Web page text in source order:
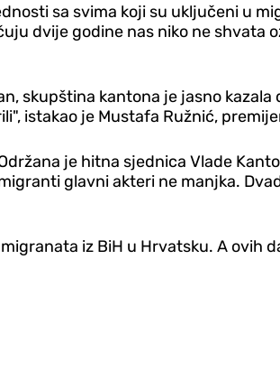
sa svima koji su uključeni u
dvije godine nas niko ne shvata
skupština kantona je jasno kazala
istakao je Mustafa Ružnić,
je hitna sjednica Vlade
glavni akteri ne manjka.
iz BiH u Hrvatsku. A ovih